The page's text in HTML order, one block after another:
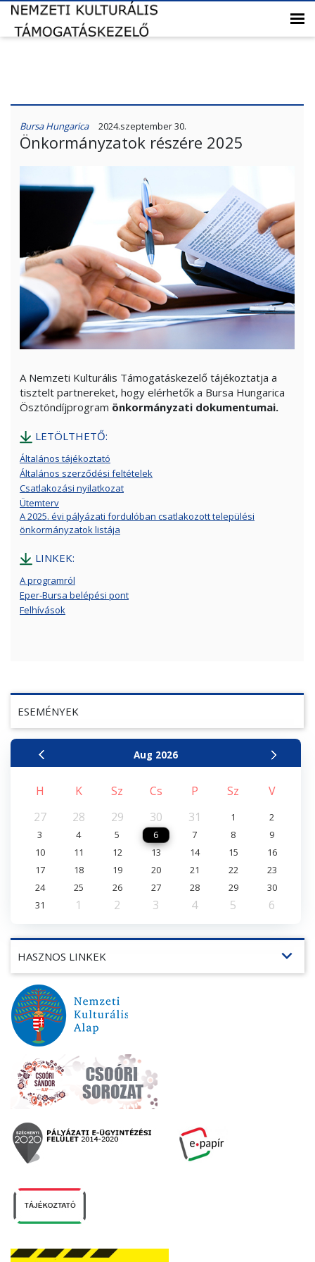
ESEMÉNYEK
Aug 2026
H K Sz Cs P Sz
V
27
28 29 30 31 1
2
3
4 5 6 7 8
9
10
11 12 13 14 15
16
17
18 19 20 21 22
23
24
25 26 27 28 29
30
31
1 2 3 4 5 6
HASZNOS LINKEK expand_more
Bursa Hungarica 2024.szeptember 30.
Önkormányzatok részére 2025
A Nemzeti Kulturális Támogatáskezelő tájékoztatja a
tisztelt partnereket, hogy elérhetők a Bursa Hungarica
Ösztöndíjprogram önkormányzati dokumentumai.
LETÖLTHETŐ:
Általános tájékoztató
Általános szerződési feltételek
Csatlakozási nyilatkozat
Ütemterv
A 2025. évi pályázati fordulóban csatlakozott települési
önkormányzatok listája
LINKEK:
A programról
Eper-Bursa belépési pont
Felhívások